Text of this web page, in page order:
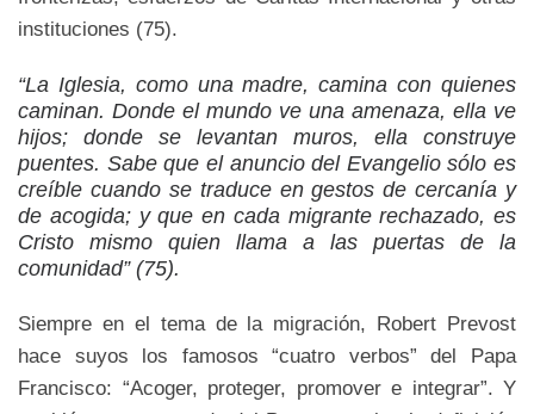
instituciones (75).
“La Iglesia, como una madre, camina con quienes
caminan. Donde el mundo ve una amenaza, ella ve
hijos; donde se levantan muros, ella construye
puentes. Sabe que el anuncio del Evangelio sólo es
creíble cuando se traduce en gestos de cercanía y
de acogida; y que en cada migrante rechazado, es
Cristo mismo quien llama a las puertas de la
comunidad” (75).
Siempre en el tema de la migración, Robert Prevost
hace suyos los famosos “cuatro verbos” del Papa
Francisco: “Acoger, proteger, promover e integrar”. Y